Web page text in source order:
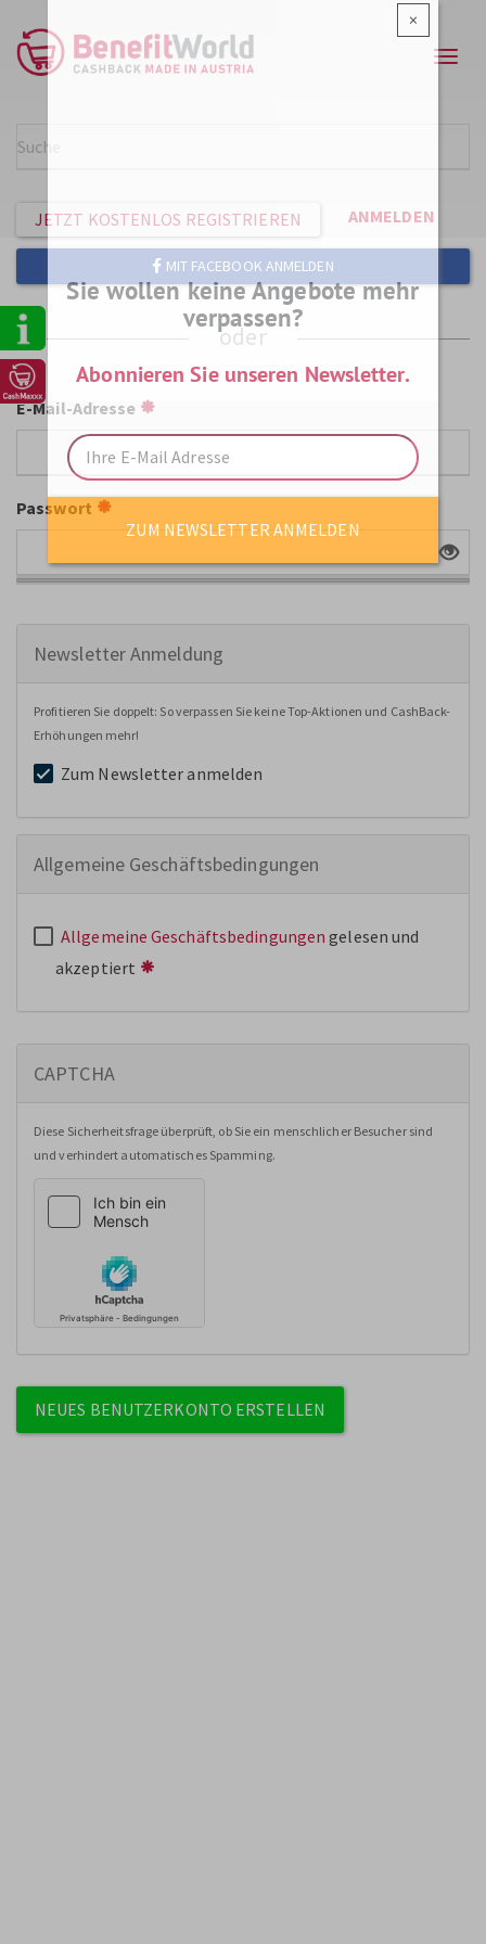
zum
Inhalt
Suche
JETZT KOSTENLOS REGISTRIEREN ANMELDEN
MIT FACEBOOK ANMELDEN
E-Mail-Adresse
Passwort
Newsletter Anmeldung
Profitieren Sie doppelt: So verpassen Sie keine Top-Aktionen und CashBack-
Erhöhungen mehr!
Zum Newsletter anmelden
Allgemeine Geschäftsbedingungen
Allgemeine Geschäftsbedingungen gelesen und
akzeptiert
CAPTCHA
Diese Sicherheitsfrage überprüft, ob Sie ein menschlicher Besucher sind
und verhindert automatisches Spamming.
NEUES BENUTZERKONTO ERSTELLEN
Sidebar
Menu
×
Sie wollen keine Angebote mehr
verpassen?
Abonnieren Sie unseren Newsletter.
ZUM NEWSLETTER ANMELDEN